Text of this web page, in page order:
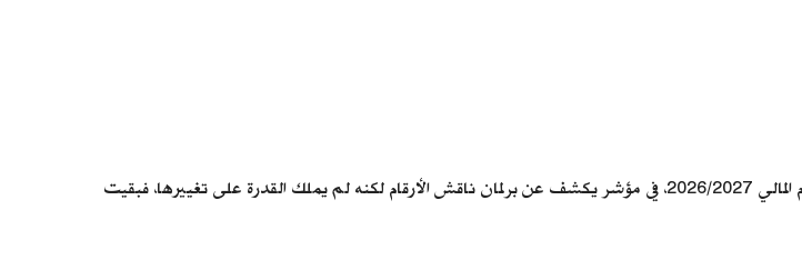
كشفت ورقة بحثية جديدة أن فوائد الدين استحوذت على قرابة نصف مصروفات موازنة العام المالي 2026/2027، في مؤشر يكشف عن برلمان ناقش الأرقام لكنه لم يملك القدرة على تغييرها، فبقيت